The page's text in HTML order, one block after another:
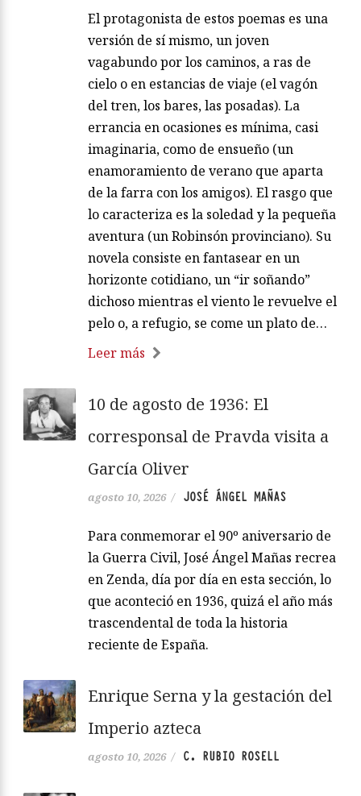
El protagonista de estos poemas es una
versión de sí mismo, un joven
vagabundo por los caminos, a ras de
cielo o en estancias de viaje (el vagón
del tren, los bares, las posadas). La
errancia en ocasiones es mínima, casi
imaginaria, como de ensueño (un
enamoramiento de verano que aparta
de la farra con los amigos). El rasgo que
lo caracteriza es la soledad y la pequeña
aventura (un Robinsón provinciano). Su
novela consiste en fantasear en un
horizonte cotidiano, un “ir soñando”
dichoso mientras el viento le revuelve el
pelo o, a refugio, se come un plato de…
Leer más
10 de agosto de 1936: El
corresponsal de Pravda visita a
García Oliver
agosto 10, 2026 / JOSÉ ÁNGEL MAÑAS
Para conmemorar el 90º aniversario de
la Guerra Civil, José Ángel Mañas recrea
en Zenda, día por día en esta sección, lo
que aconteció en 1936, quizá el año más
trascendental de toda la historia
reciente de España.
Enrique Serna y la gestación del
Imperio azteca
agosto 10, 2026 / C. RUBIO ROSELL